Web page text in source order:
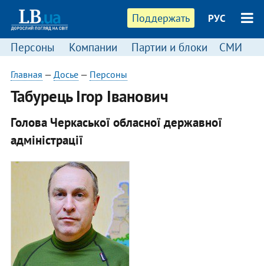
Поддержать РУС
Персоны Компании Партии и блоки СМИ
Главная — Досье— Персоны
Табурець Ігор Іванович
Голова Черкаської обласної державної
адміністрації